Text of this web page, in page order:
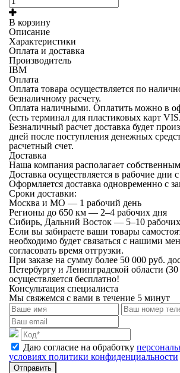
В корзину
Описание
Характеристики
Оплата и доставка
Производитель
IBM
Оплата
Оплата товара осуществляется по
безналичному расчету.
Оплата наличными. Оплатить можно в
(есть терминал для пластиковых карт
Безналичный расчет доставка будет
дней после поступления денежных
расчетный счет.
Доставка
Наша компания располагает
Доставка осуществляется в рабочие дни
Оформляется доставка одновременно с
Сроки доставки:
Москва и МО — 1 рабочий день
Регионы до 650 км — 2–4 рабочих дня
Сибирь, Дальний Восток — 5–10
Если вы забираете ваши товары
необходимо будет связаться с нашими
согласовать время отгрузки.
При заказе на сумму более 50 000 руб.
Петербургу и Ленинградской области
осуществляется бесплатно!
Консультация специалиста
Мы свяжемся с вами в течение 5 минут
Даю согласие на обработку
условиях политики конфиденциальности
Отправить